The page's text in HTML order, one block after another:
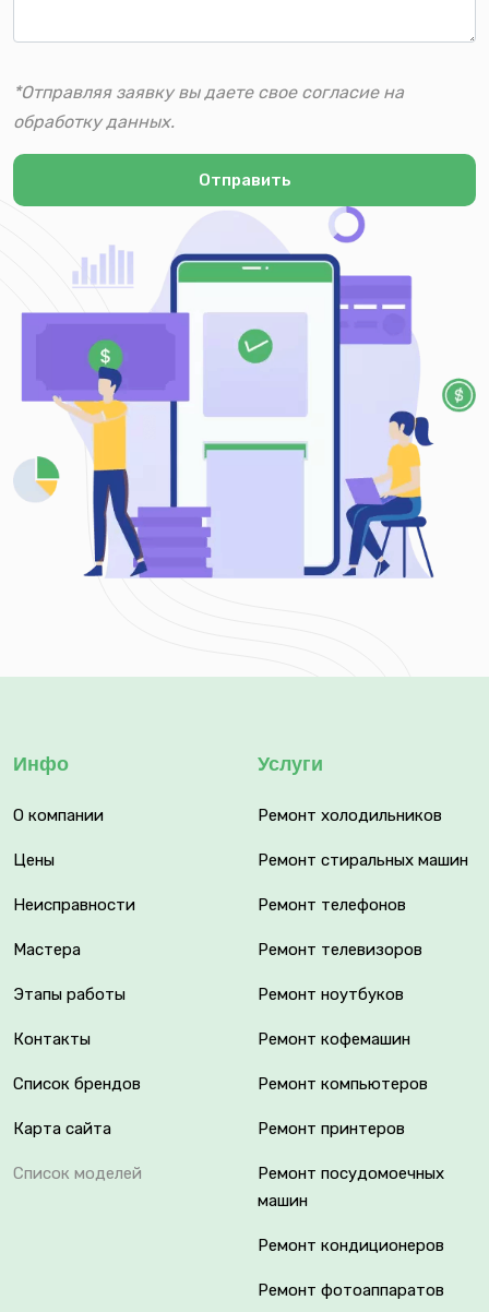
*Отправляя заявку вы даете свое согласие на
обработку данных.
Отправить
Инфо
О компании
Цены
Неисправности
Мастера
Этапы работы
Контакты
Список брендов
Карта сайта
Список моделей
Услуги
Ремонт холодильников
Ремонт стиральных машин
Ремонт телефонов
Ремонт телевизоров
Ремонт ноутбуков
Ремонт кофемашин
Ремонт компьютеров
Ремонт принтеров
Ремонт посудомоечных
машин
Ремонт кондиционеров
Ремонт фотоаппаратов